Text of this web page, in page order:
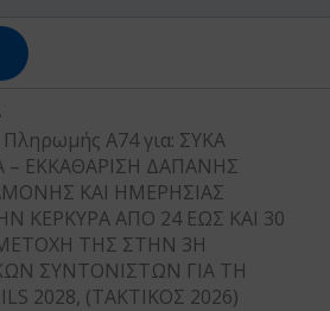
Α74 για: ΣΥΚΑ
– ΕΚΚΑΘΑΡΙΣΗ ΔΑΠΑΝΗΣ
ΚΑΙ ΗΜΕΡΗΣΙΑΣ
ΚΕΡΚΥΡΑ ΑΠΟ 24 ΕΩΣ ΚΑΙ 30
ΤΗΣ ΣΤΗΝ 3Η
ΣΥΝΤΟΝΙΣΤΩΝ ΓΙΑ ΤΗ
2028, (ΤΑΚΤΙΚΟΣ 2026)